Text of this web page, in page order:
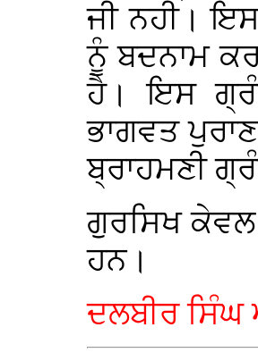
ਜੀ ਨਹੀ।
ਨੂੰ ਬਦਨਾਮ
ਹੈ। ਇਸ
ਭਾਗਵਤ
ਬ੍ਰਾਹਮਣੀ
ਗੁਰਸਿਖ
ਹਨ।
ਦਲਬੀਰ